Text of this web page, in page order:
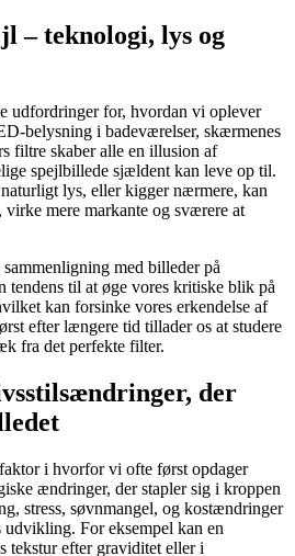
– teknologi, lys og
udfordringer for, hvordan vi oplever
belysning i badeværelser, skærmenes
filtre skaber alle en illusion af
spejlbillede sjældent kan leve op til.
lys, eller kigger nærmere, kan
virke mere markante og sværere at
med billeder på
tendens til at øge vores kritiske blik på
kan forsinke vores erkendelse af
efter længere tid tillader os at studere
fra det perfekte filter.
der
i hvorfor vi ofte først opdager
ændringer, der stapler sig i kroppen
stress, søvnmangel, og kostændringer
For eksempel kan en
tekstur efter graviditet eller i